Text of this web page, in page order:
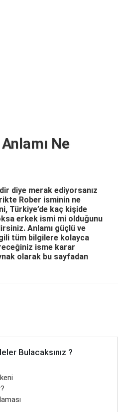
Ne
diye merak ediyorsanız
Rober isminin ne
Türkiye’de kaç kişide
erkek ismi mi olduğunu
Anlamı güçlü ve
tüm bilgilere kolayca
isme karar
olarak bu sayfadan
Bulacaksınız ?